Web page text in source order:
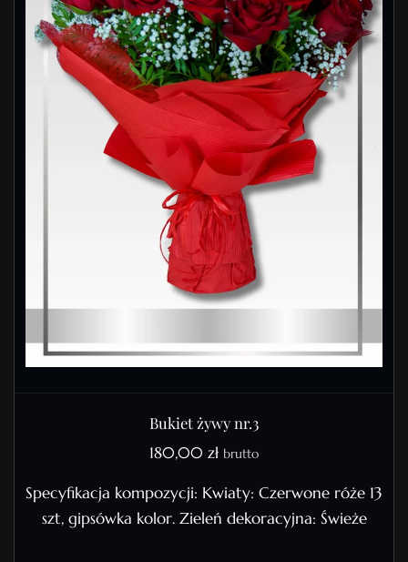
Bukiet żywy nr.3
180,00 zł brutto
Specyfikacja kompozycji: Kwiaty: Czerwone róże 13
szt, gipsówka kolor. Zieleń dekoracyjna: Świeże